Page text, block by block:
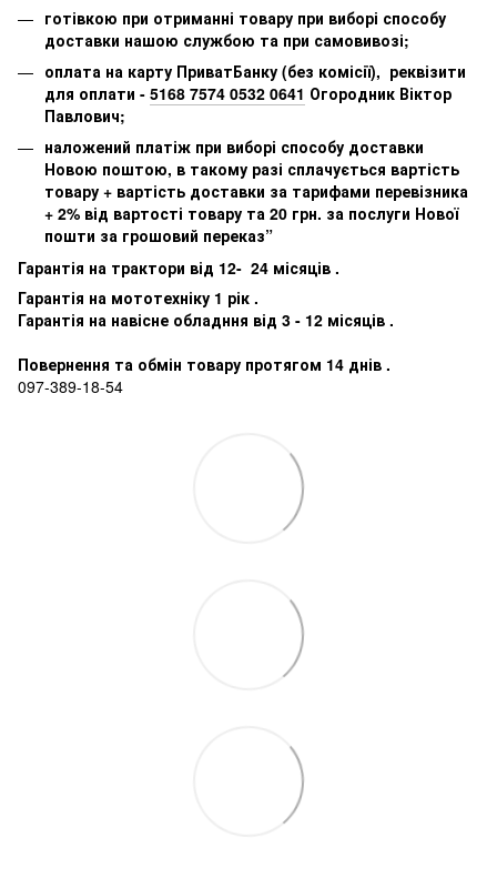
готівкою при отриманні товару при виборі способу
доставки нашою службою та при самовивозі;
оплата на карту ПриватБанку (без комісії), реквізити
для оплати - 5168 7574 0532 0641 Огородник Віктор
Павлович;
наложений платіж при виборі способу доставки
Новою поштою, в такому разі сплачується вартість
товару + вартість доставки за тарифами перевізника
+ 2% від вартості товару та 20 грн. за послуги Нової
пошти за грошовий переказ”
Гарантія на трактори від 12- 24 місяців .
Гарантія на мототехніку 1 рік .
Гарантія на навісне обладння від 3 - 12 місяців .
Повернення та обмін товару протягом 14 днів .
097-389-18-54